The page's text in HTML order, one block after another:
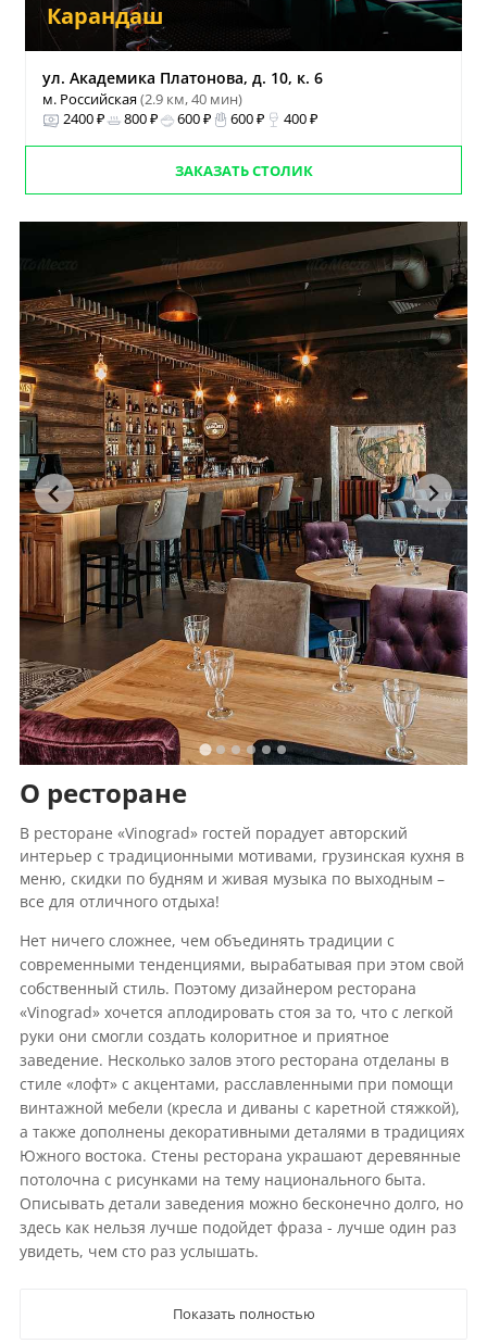
Карандаш
ул. Академика Платонова, д. 10, к. 6
м. Российская(2.9 км, 40 мин)
2400 ₽
800 ₽ 600 ₽ 600 ₽ 400 ₽
ЗАКАЗАТЬ СТОЛИК
О ресторане
В ресторане «Vinograd» гостей порадует авторский
интерьер с традиционными мотивами, грузинская кухня в
меню, скидки по будням и живая музыка по выходным –
все для отличного отдыха!
Нет ничего сложнее, чем объединять традиции с
современными тенденциями, вырабатывая при этом свой
собственный стиль. Поэтому дизайнером ресторана
«Vinograd» хочется аплодировать стоя за то, что с легкой
руки они смогли создать колоритное и приятное
заведение. Несколько залов этого ресторана отделаны в
стиле «лофт» с акцентами, расславленными при помощи
винтажной мебели (кресла и диваны с каретной стяжкой),
а также дополнены декоративными деталями в традициях
Южного востока. Стены ресторана украшают деревянные
потолочна с рисунками на тему национального быта.
Описывать детали заведения можно бесконечно долго, но
здесь как нельзя лучше подойдет фраза - лучше один раз
увидеть, чем сто раз услышать.
Показать полностью